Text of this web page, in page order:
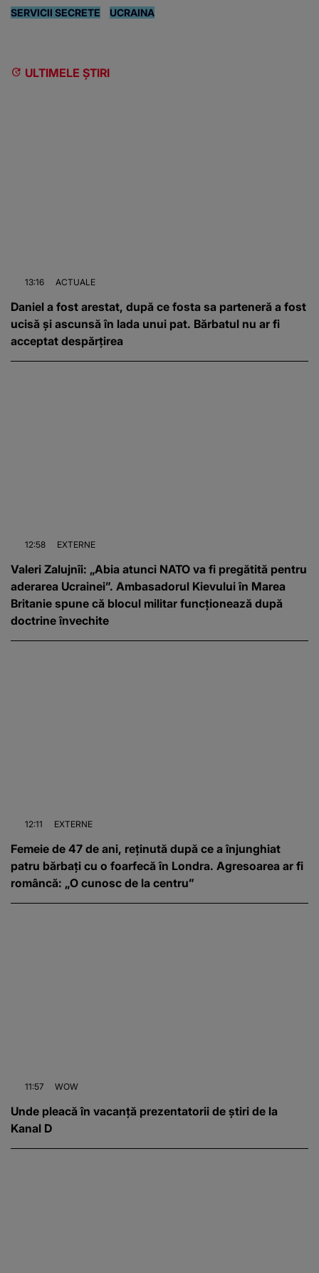
SERVICII SECRETE UCRAINA
ULTIMELE ȘTIRI
13:16 ACTUALE
Daniel a fost arestat, după ce fosta sa parteneră a fost
ucisă și ascunsă în lada unui pat. Bărbatul nu ar fi
acceptat despărțirea
12:58 EXTERNE
Valeri Zalujnîi: „Abia atunci NATO va fi pregătită pentru
aderarea Ucrainei”. Ambasadorul Kievului în Marea
Britanie spune că blocul militar funcționează după
doctrine învechite
12:11 EXTERNE
Femeie de 47 de ani, reținută după ce a înjunghiat
patru bărbați cu o foarfecă în Londra. Agresoarea ar fi
româncă: „O cunosc de la centru”
11:57 WOW
Unde pleacă în vacanță prezentatorii de știri de la
Kanal D